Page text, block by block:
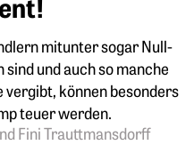
mitunter sogar Null-
und auch so manche
können besonders
teuer werden.
Fini Trauttmansdorff